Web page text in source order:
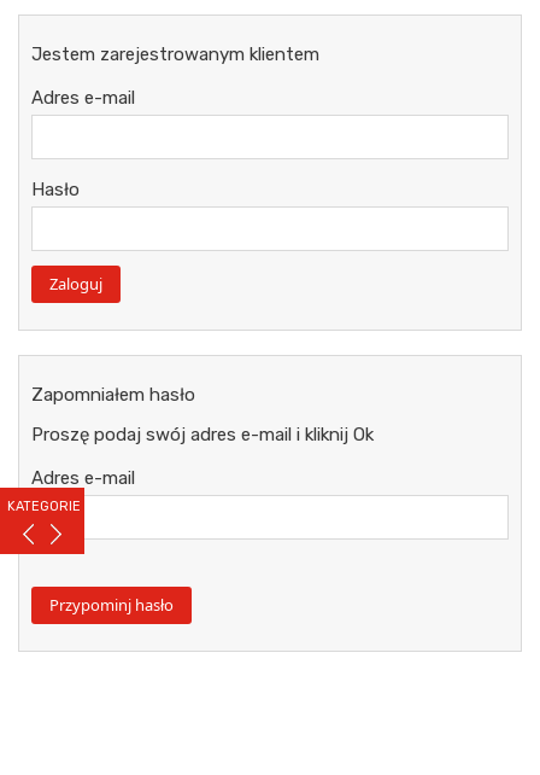
KATEGORIE
Jestem zarejestrowanym klientem
Adres e-mail
Hasło
Zapomniałem hasło
Proszę podaj swój adres e-mail i kliknij Ok
Adres e-mail